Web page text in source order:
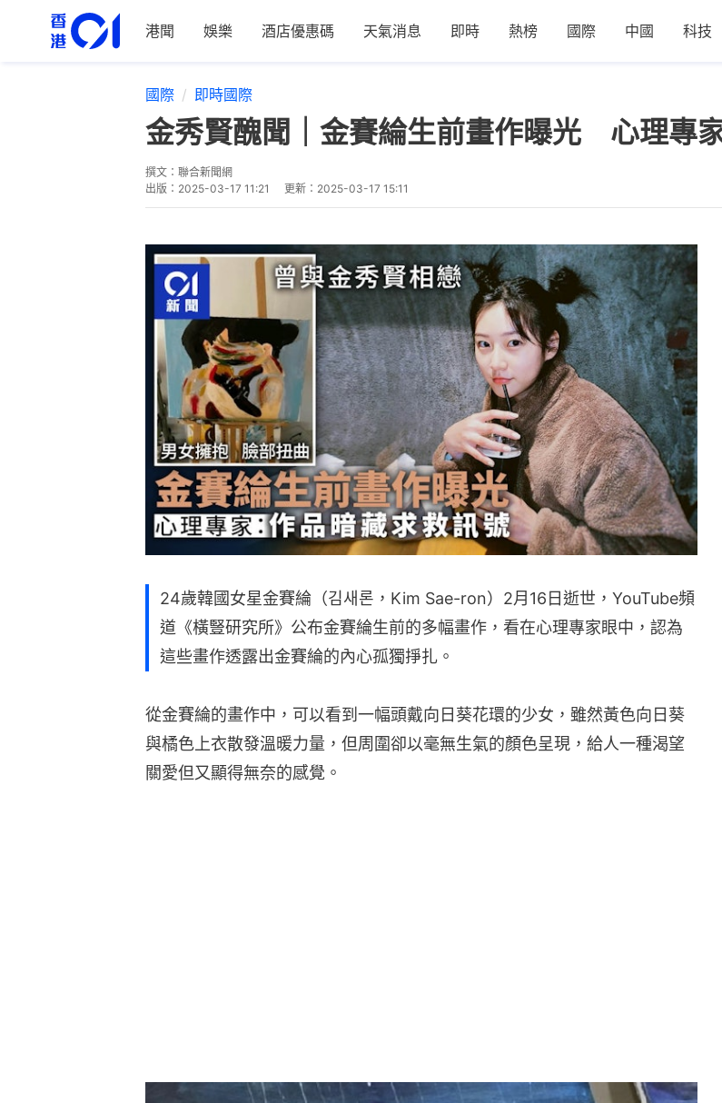
港聞 娛樂 酒店優惠碼 天氣消息 即時 熱榜 國際 中國 科技
國際 即時國際
金秀賢醜聞｜金賽綸生前畫作曝光 心理專
撰文： 聯合新聞網
出版： 2025-03-17 11:21 更新： 2025-03-17 15:11
24歲韓國女星金賽綸（김새론，Kim Sae-ron）2月16日逝世，YouTube頻
道《橫豎研究所》公布金賽綸生前的多幅畫作，看在心理專家眼中，認為
這些畫作透露出金賽綸的內心孤獨掙扎。
從金賽綸的畫作中，可以看到一幅頭戴向日葵花環的少女，雖然黃色向日葵
與橘色上衣散發溫暖力量，但周圍卻以毫無生氣的顏色呈現，給人一種渴望
關愛但又顯得無奈的感覺。